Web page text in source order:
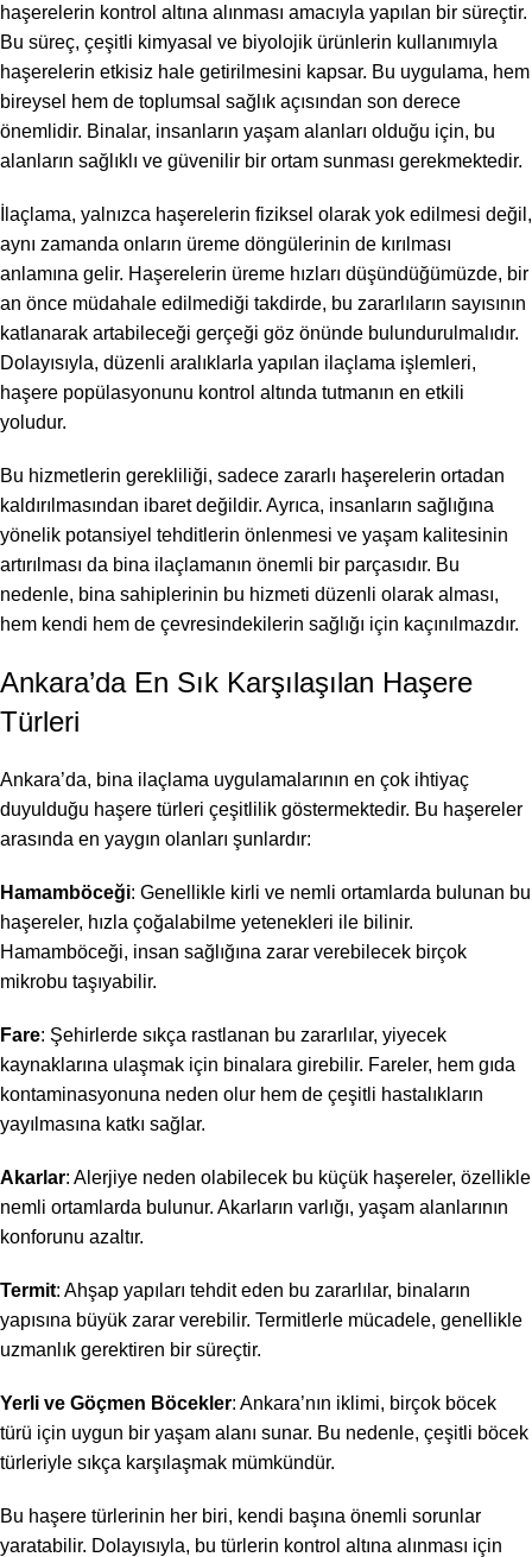
haşerelerin kontrol altına alınması amacıyla yapılan bir süreçtir.
Bu süreç, çeşitli kimyasal ve biyolojik ürünlerin kullanımıyla
haşerelerin etkisiz hale getirilmesini kapsar. Bu uygulama, hem
bireysel hem de toplumsal sağlık açısından son derece
önemlidir. Binalar, insanların yaşam alanları olduğu için, bu
alanların sağlıklı ve güvenilir bir ortam sunması gerekmektedir.
İlaçlama, yalnızca haşerelerin fiziksel olarak yok edilmesi değil,
aynı zamanda onların üreme döngülerinin de kırılması
anlamına gelir. Haşerelerin üreme hızları düşündüğümüzde, bir
an önce müdahale edilmediği takdirde, bu zararlıların sayısının
katlanarak artabileceği gerçeği göz önünde bulundurulmalıdır.
Dolayısıyla, düzenli aralıklarla yapılan ilaçlama işlemleri,
haşere popülasyonunu kontrol altında tutmanın en etkili
yoludur.
Bu hizmetlerin gerekliliği, sadece zararlı haşerelerin ortadan
kaldırılmasından ibaret değildir. Ayrıca, insanların sağlığına
yönelik potansiyel tehditlerin önlenmesi ve yaşam kalitesinin
artırılması da bina ilaçlamanın önemli bir parçasıdır. Bu
nedenle, bina sahiplerinin bu hizmeti düzenli olarak alması,
hem kendi hem de çevresindekilerin sağlığı için kaçınılmazdır.
Ankara’da En Sık Karşılaşılan Haşere
Türleri
Ankara’da, bina ilaçlama uygulamalarının en çok ihtiyaç
duyulduğu haşere türleri çeşitlilik göstermektedir. Bu haşereler
arasında en yaygın olanları şunlardır:
Hamamböceği: Genellikle kirli ve nemli ortamlarda bulunan bu
haşereler, hızla çoğalabilme yetenekleri ile bilinir.
Hamamböceği, insan sağlığına zarar verebilecek birçok
mikrobu taşıyabilir.
Fare: Şehirlerde sıkça rastlanan bu zararlılar, yiyecek
kaynaklarına ulaşmak için binalara girebilir. Fareler, hem gıda
kontaminasyonuna neden olur hem de çeşitli hastalıkların
yayılmasına katkı sağlar.
Akarlar: Alerjiye neden olabilecek bu küçük haşereler, özellikle
nemli ortamlarda bulunur. Akarların varlığı, yaşam alanlarının
konforunu azaltır.
Termit: Ahşap yapıları tehdit eden bu zararlılar, binaların
yapısına büyük zarar verebilir. Termitlerle mücadele, genellikle
uzmanlık gerektiren bir süreçtir.
Yerli ve Göçmen Böcekler: Ankara’nın iklimi, birçok böcek
türü için uygun bir yaşam alanı sunar. Bu nedenle, çeşitli böcek
türleriyle sıkça karşılaşmak mümkündür.
Bu haşere türlerinin her biri, kendi başına önemli sorunlar
yaratabilir. Dolayısıyla, bu türlerin kontrol altına alınması için